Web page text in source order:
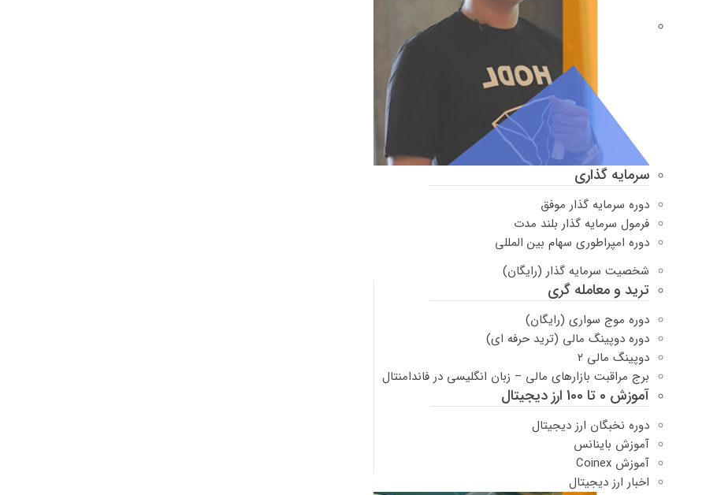
سرمایه گذاری
دوره سرمایه گذار موفق
فرمول سرمایه گذار بلند مدت
دوره امپراطوری سهام بین المللی
شخصیت سرمایه گذار (رایگان)
ترید و معامله گری
دوره موج سواری (رایگان)
دوره دوپینگ مالی (ترید حرفه ای)
دوپینگ مالی ۲
برج مراقبت بازارهای مالی – زبان انگلیسی در فاندامنتال
آموزش 0 تا 100 ارز دیجیتال
دوره نخبگان ارز دیجیتال
آموزش باینانس
آموزش Coinex
اخبار ارز دیجیتال